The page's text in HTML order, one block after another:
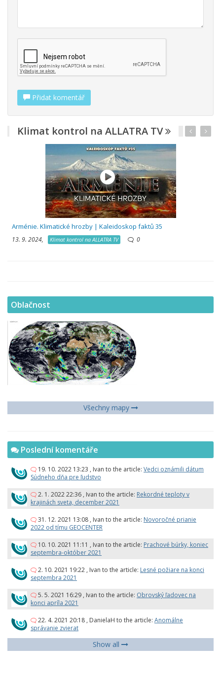
Přidat komentář
Klimat kontrol na ALLATRA TV
Arménie. Klimatické hrozby | Kaleidoskop faktů 35
13. 9. 2024, Klimat kontrol na ALLATRA TV 0
Oblačnost
Všechny mapy
Poslední komentáře
19. 10. 2022 13:23 , Ivan to the article: Vedci oznámili dátum
Súdneho dňa pre ľudstvo
2. 1. 2022 22:36 , Ivan to the article: Rekordné teploty v
krajinách sveta, december 2021
31. 12. 2021 13:08 , Ivan to the article: Novoročné prianie
2022 od tímu GEOCENTER
10. 10. 2021 11:11 , Ivan to the article: Prachové búrky, koniec
septembra-október 2021
2. 10. 2021 19:22 , Ivan to the article: Lesné požiare na konci
septembra 2021
5. 5. 2021 16:29 , Ivan to the article: Obrovský ľadovec na
konci apríla 2021
22. 4. 2021 20:18 , DanielaH to the article: Anomálne
správanie zvierat
Show all